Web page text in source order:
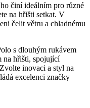
činí ideálním pro různé
na hřišti setkat. V
čelit větru a chladnému
s dlouhým rukávem
na hřišti, spojující
inovaci a styl na
excelenci značky